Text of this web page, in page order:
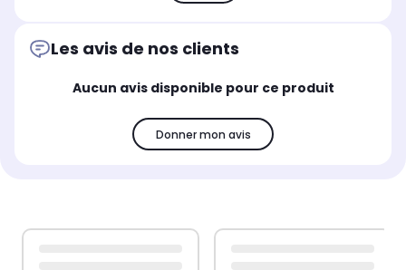
Les avis de nos clients
Aucun avis disponible pour ce produit
Donner mon avis